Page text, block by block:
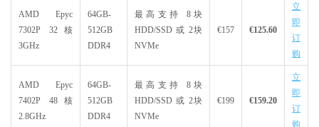
AMD Epyc
7302P 32核
3GHz
64GB-
512GB
DDR4
最高支持 8块
HDD/SSD 或 2块
NVMe
€157 €125.60
立
即
订
购
AMD Epyc
7402P 48核
2.8GHz
64GB-
512GB
DDR4
最高支持 8块
HDD/SSD 或 2块
NVMe
€199 €159.20
立
即
订
购